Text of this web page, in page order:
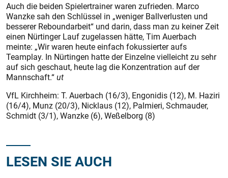
Auch die beiden Spielertrainer waren zufrieden. Marco
Wanzke sah den Schlüssel in „weniger Ballverlusten und
besserer Reboundarbeit“ und darin, dass man zu keiner Zeit
einen Nürtinger Lauf zugelassen hätte, Tim Auerbach
meinte: „Wir waren heute einfach fokussierter aufs
Teamplay. In Nürtingen hatte der Einzelne vielleicht zu sehr
auf sich geschaut, heute lag die Konzentration auf der
Mannschaft.“ut
VfL Kirchheim: T. Auerbach (16/3), Engonidis (12), M. Haziri
(16/4), Munz (20/3), Nicklaus (12), Palmieri, Schmauder,
Schmidt (3/1), Wanzke (6), Weßelborg (8)
LESEN SIE AUCH